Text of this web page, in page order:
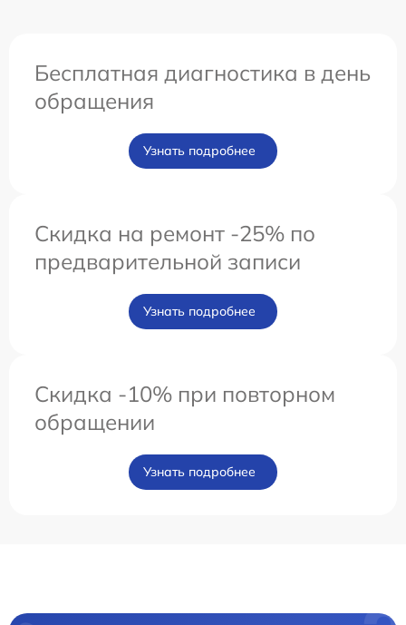
Бесплатная диагностика в день
обращения
Узнать подробнее
Скидка на ремонт -25% по
предварительной записи
Узнать подробнее
Скидка -10% при повторном
обращении
Узнать подробнее